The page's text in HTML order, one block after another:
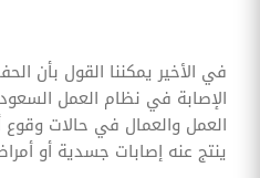
في الأخير يمكننا القول بأن
الإصابة في نظام العمل
العمل والعمال في حالات
ينتج عنه إصابات جسدية أو